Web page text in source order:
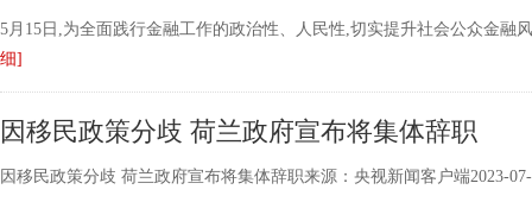
5月15日,为全面践行金融工作的政治性、人民性,切实提升社会公众金融
细]
因移民政策分歧 荷兰政府宣布将集体辞职
因移民政策分歧 荷兰政府宣布将集体辞职来源：央视新闻客户端2023-